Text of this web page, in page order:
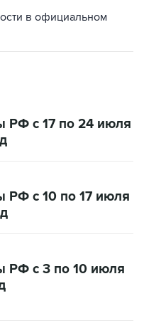
в официальном
РФ с 17 по 24 июля
с 10 по 17 июля
РФ с 3 по 10 июля